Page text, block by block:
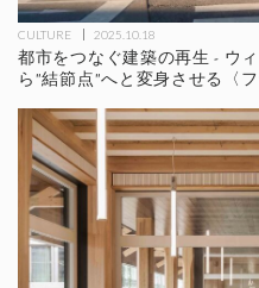
CULTURE 2025.10.18
都市をつなぐ建築の再生 - ウ
ら"結節点"へと変身させる〈フ